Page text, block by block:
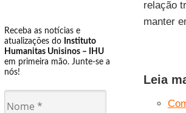
Receba as notícias e
atualizações do Instituto
Humanitas Unisinos – IHU
em primeira mão. Junte-se a
nós!
relação
manter
Leia